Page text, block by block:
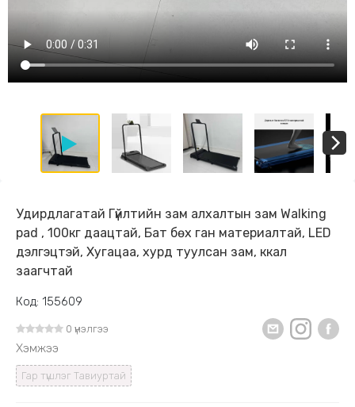
Удирдлагатай Гүйлтийн зам алхалтын зам Walking
pad , 100кг даацтай, Бат бөх ган материалтай, LED
дэлгэцтэй, Хугацаа, хурд туулсан зам, ккал
заагчтай
Код: 155609
0 үнэлгээ
Хэмжээ
Гар түшлэг Тавиуртай